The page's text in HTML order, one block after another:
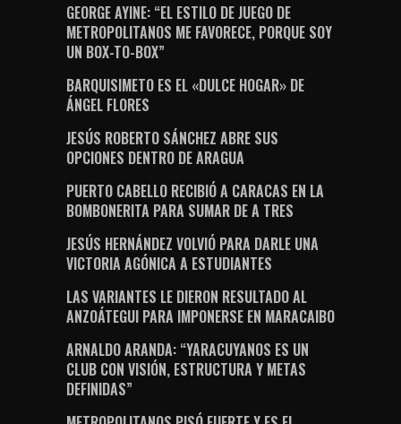
GEORGE AYINE: “EL ESTILO DE JUEGO DE
METROPOLITANOS ME FAVORECE, PORQUE SOY
UN BOX-TO-BOX”
BARQUISIMETO ES EL «DULCE HOGAR» DE
ÁNGEL FLORES
JESÚS ROBERTO SÁNCHEZ ABRE SUS
OPCIONES DENTRO DE ARAGUA
PUERTO CABELLO RECIBIÓ A CARACAS EN LA
BOMBONERITA PARA SUMAR DE A TRES
JESÚS HERNÁNDEZ VOLVIÓ PARA DARLE UNA
VICTORIA AGÓNICA A ESTUDIANTES
LAS VARIANTES LE DIERON RESULTADO AL
ANZOÁTEGUI PARA IMPONERSE EN MARACAIBO
ARNALDO ARANDA: “YARACUYANOS ES UN
CLUB CON VISIÓN, ESTRUCTURA Y METAS
DEFINIDAS”